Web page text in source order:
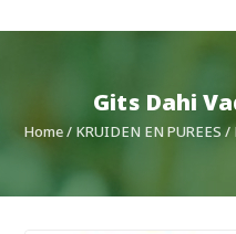
Gits Dahi
Home/ KRUIDEN EN PUREES /